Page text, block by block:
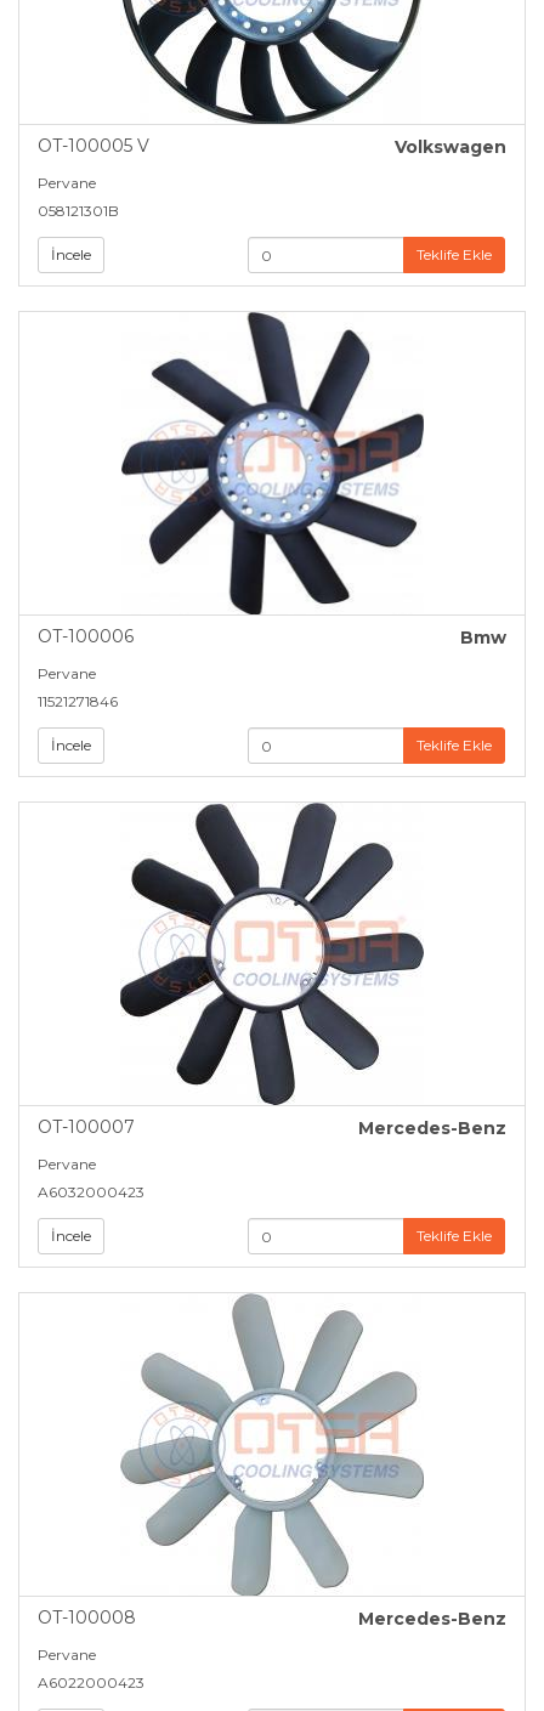
OT-100005 V Volkswagen
Pervane
058121301B
İncele Teklife Ekle
OT-100006 Bmw
Pervane
11521271846
İncele Teklife Ekle
OT-100007 Mercedes-Benz
Pervane
A6032000423
İncele Teklife Ekle
OT-100008 Mercedes-Benz
Pervane
A6022000423